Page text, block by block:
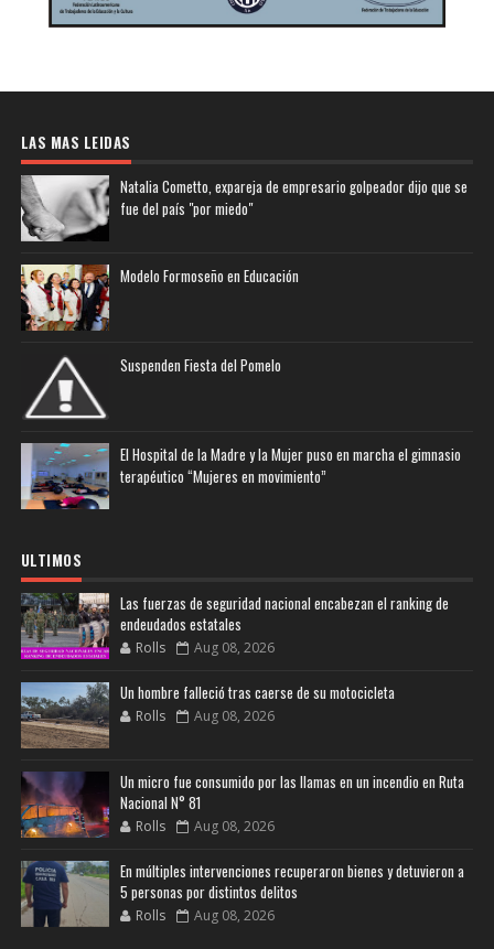
LAS MAS LEIDAS
Natalia Cometto, expareja de empresario golpeador dijo que se
fue del país "por miedo"
Modelo Formoseño en Educación
Suspenden Fiesta del Pomelo
El Hospital de la Madre y la Mujer puso en marcha el gimnasio
terapéutico “Mujeres en movimiento”
ULTIMOS
Las fuerzas de seguridad nacional encabezan el ranking de
endeudados estatales
Rolls Aug 08, 2026
Un hombre falleció tras caerse de su motocicleta
Rolls Aug 08, 2026
Un micro fue consumido por las llamas en un incendio en Ruta
Nacional N° 81
Rolls Aug 08, 2026
En múltiples intervenciones recuperaron bienes y detuvieron a
5 personas por distintos delitos
Rolls Aug 08, 2026